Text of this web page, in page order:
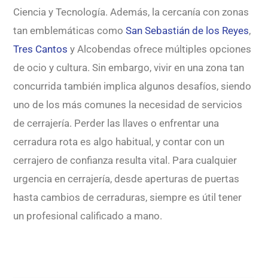
Ciencia y Tecnología. Además, la cercanía con zonas
tan emblemáticas comoSan Sebastián de los Reyes,
Tres Cantos y Alcobendas ofrece múltiples opciones
de ocio y cultura. Sin embargo, vivir en una zona tan
concurrida también implica algunos desafíos, siendo
uno de los más comunes la necesidad de servicios
de cerrajería. Perder las llaves o enfrentar una
cerradura rota es algo habitual, y contar con un
cerrajero de confianza resulta vital. Para cualquier
urgencia en cerrajería, desde aperturas de puertas
hasta cambios de cerraduras, siempre es útil tener
un profesional calificado a mano.